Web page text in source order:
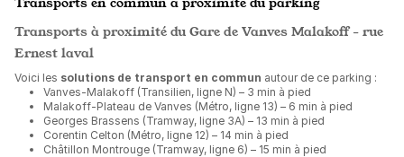
Transports à proximité du Gare de Vanves Malakoff - rue
Ernest laval
Voici les solutions de transport en commun autour de ce parking :
Vanves-Malakoff (Transilien, ligne N) – 3 min à pied
Malakoff-Plateau de Vanves (Métro, ligne 13) – 6 min à pied
Georges Brassens (Tramway, ligne 3A) – 13 min à pied
Corentin Celton (Métro, ligne 12) – 14 min à pied
Châtillon Montrouge (Tramway, ligne 6) – 15 min à pied